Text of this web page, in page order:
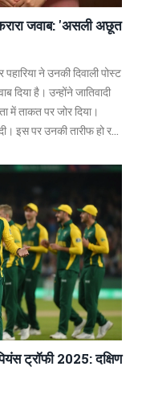
करारा जवाब: 'असली अछूत
ने उनकी दिवाली पोस्ट
दिया है। उन्होंने जातिवादी
में ताकत पर जोर दिया।
इस पर उनकी तारीफ हो रही
ट्रॉफी 2025: दक्षिण